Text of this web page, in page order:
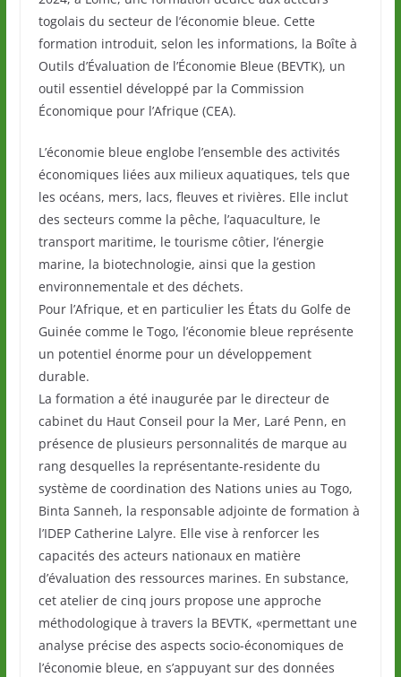
togolais du secteur de l’économie bleue. Cette
formation introduit, selon les informations, la Boîte à
Outils d’Évaluation de l’Économie Bleue (BEVTK), un
outil essentiel développé par la Commission
Économique pour l’Afrique (CEA).
L’économie bleue englobe l’ensemble des activités
économiques liées aux milieux aquatiques, tels que
les océans, mers, lacs, fleuves et rivières. Elle inclut
des secteurs comme la pêche, l’aquaculture, le
transport maritime, le tourisme côtier, l’énergie
marine, la biotechnologie, ainsi que la gestion
environnementale et des déchets.
Pour l’Afrique, et en particulier les États du Golfe de
Guinée comme le Togo, l’économie bleue représente
un potentiel énorme pour un développement
durable.
La formation a été inaugurée par le directeur de
cabinet du Haut Conseil pour la Mer, Laré Penn, en
présence de plusieurs personnalités de marque au
rang desquelles la représentante-residente du
système de coordination des Nations unies au Togo,
Binta Sanneh, la responsable adjointe de formation à
l’IDEP Catherine Lalyre. Elle vise à renforcer les
capacités des acteurs nationaux en matière
d’évaluation des ressources marines. En substance,
cet atelier de cinq jours propose une approche
méthodologique à travers la BEVTK, «permettant une
analyse précise des aspects socio-économiques de
l’économie bleue, en s’appuyant sur des données